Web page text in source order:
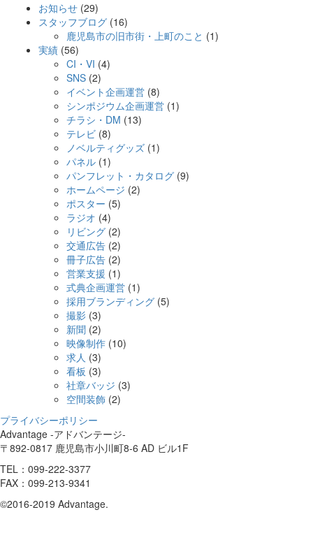
新しい働き方AWARDを受賞しました！
【登壇実績】東京都内中学校にてキャリア教育「校内ハローワー
ク」の外部講師を務めました！
お知らせ (29)
スタッフブログ (16)
鹿児島市の旧市街・上町のこと (1)
実績 (56)
CI・VI (4)
SNS (2)
イベント企画運営 (8)
シンポジウム企画運営 (1)
チラシ・DM (13)
テレビ (8)
ノベルティグッズ (1)
パネル (1)
パンフレット・カタログ (9)
ホームページ (2)
ポスター (5)
ラジオ (4)
リビング (2)
交通広告 (2)
冊子広告 (2)
営業支援 (1)
式典企画運営 (1)
採用ブランディング (5)
撮影 (3)
新聞 (2)
映像制作 (10)
求人 (3)
看板 (3)
社章バッジ (3)
空間装飾 (2)
プライバシーポリシー
Advantage -アドバンテージ-
〒892-0817 鹿児島市小川町8-6 AD ビル1F
TEL：099-222-3377
FAX：099-213-9341
©2016-2019 Advantage.